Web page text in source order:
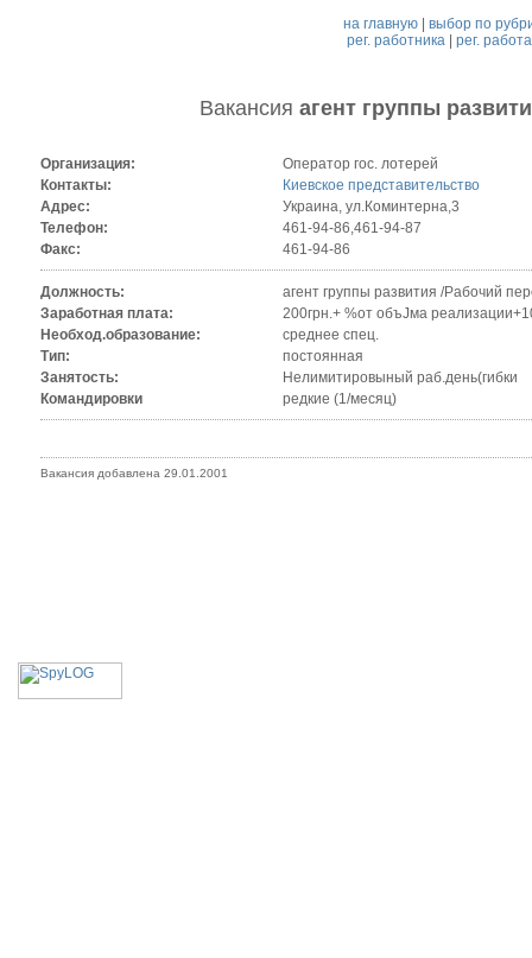
на главную |выбор по
рег. работника| рег.
Вакансияагент группы
Организация:
Оператор гос. лотерей
Контакты:
Киевское представительство
Адрес:
Украина, ул.Коминтерна,3
Телефон:
461-94-86,461-94-87
Факс:
461-94-86
Должность:
агент группы развития /Рабочий
Заработная плата:
200грн.+ %от объЈма
Необход.образование:
среднее спец.
Тип:
постоянная
Занятость:
Нелимитировыный раб.день(гибки
Командировки
редкие (1/месяц)
Вакансия добавлена 29.01.2001